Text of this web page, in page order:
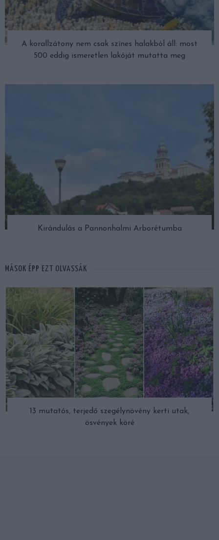
A korallzátony nem csak színes halakból áll: most
500 eddig ismeretlen lakóját mutatta meg
Kirándulás a Pannonhalmi Arborétumba
MÁSOK ÉPP EZT OLVASSÁK
13 mutatós, terjedő szegélynövény kerti utak,
ösvények köré